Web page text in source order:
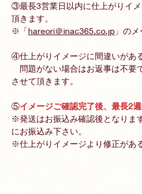
③最長3営業日以内に仕上がりイ
頂きます。
※「hareori＠inac365.co.jp 」の
④仕上がりイメージに間違いがあ
問題がない場合はお返事は不要
させて頂きます。
⑤イメージご確認完了後、最長2
※発送はお振込み確認後となりま
にお振込み下さい。
※仕上がりイメージより修正があ